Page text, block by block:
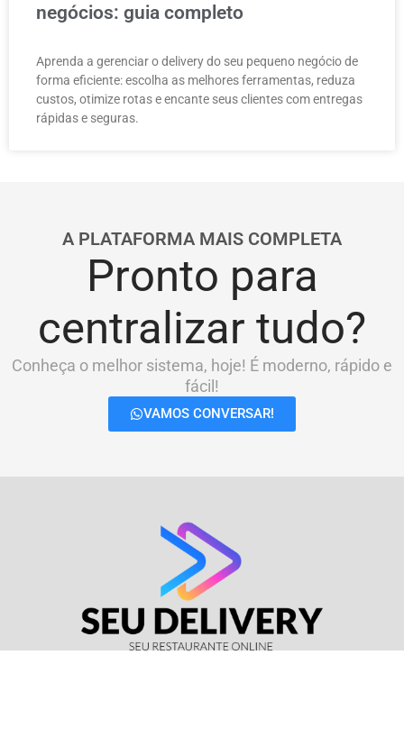
negócios: guia completo
Aprenda a gerenciar o delivery do seu pequeno negócio de
forma eficiente: escolha as melhores ferramentas, reduza
custos, otimize rotas e encante seus clientes com entregas
rápidas e seguras.
A PLATAFORMA MAIS COMPLETA
Pronto para
centralizar tudo?
Conheça o melhor sistema, hoje! É moderno, rápido e
fácil!
VAMOS CONVERSAR!